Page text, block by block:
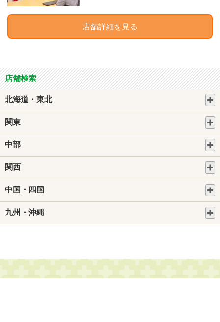
店舗詳細を見る
店舗検索
北海道・東北
関東
中部
関西
中国・四国
九州・沖縄